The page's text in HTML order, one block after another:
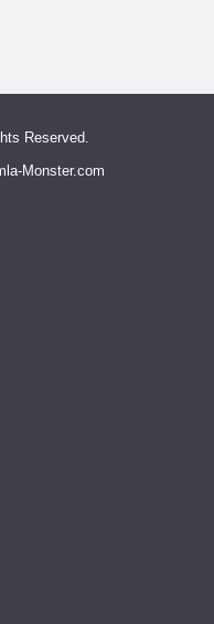
Reserved.
Monster.com